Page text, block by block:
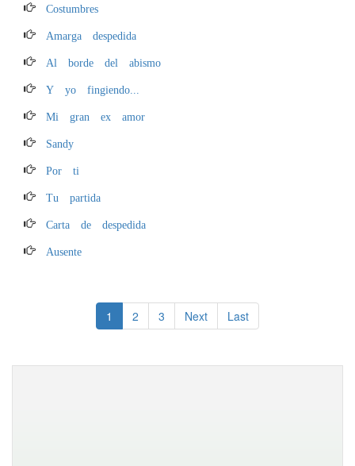
Costumbres
Amarga despedida
Al borde del abismo
Y yo fingiendo...
Mi gran ex amor
Sandy
Por ti
Tu partida
Carta de despedida
Ausente
1 2 3 Next Last